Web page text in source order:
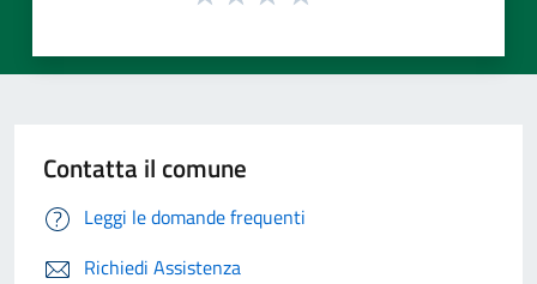
Contatta il comune
Leggi le domande frequenti
Richiedi Assistenza